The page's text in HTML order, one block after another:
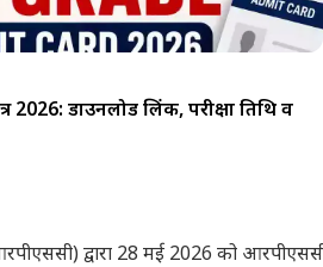
2026: डाउनलोड लिंक, परीक्षा तिथि व
द्वारा 28 मई 2026 को आरपीएससी